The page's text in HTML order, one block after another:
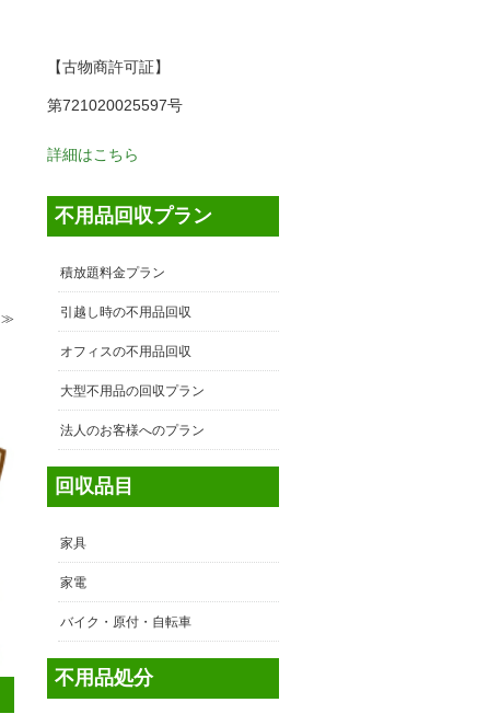
≫
【古物商許可証】
第721020025597号
詳細はこちら
不用品回収プラン
積放題料金プラン
引越し時の不用品回収
オフィスの不用品回収
大型不用品の回収プラン
法人のお客様へのプラン
回収品目
家具
家電
バイク・原付・自転車
不用品処分